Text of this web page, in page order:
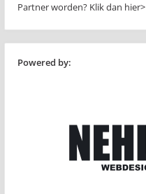
Partner worden? Klik dan hier>
Powered by: